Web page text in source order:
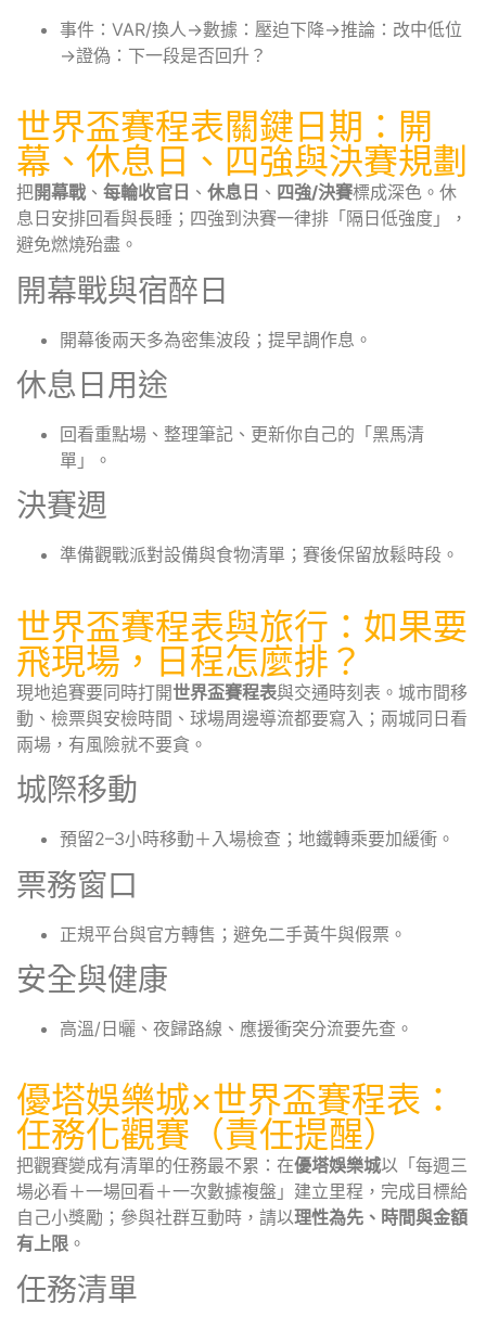
事件：VAR/換人→數據：壓迫下降→推論：改中低位
→證偽：下一段是否回升？
世界盃賽程表關鍵日期：開
幕、休息日、四強與決賽規劃
把開幕戰、 每輪收官日 、 休息日 、 四強/決賽標成深色。休
息日安排回看與長睡；四強到決賽一律排「隔日低強度」，
避免燃燒殆盡。
開幕戰與宿醉日
開幕後兩天多為密集波段；提早調作息。
休息日用途
回看重點場、整理筆記、更新你自己的「黑馬清
單」。
決賽週
準備觀戰派對設備與食物清單；賽後保留放鬆時段。
世界盃賽程表與旅行：如果要
飛現場，日程怎麼排？
現地追賽要同時打開世界盃賽程表與交通時刻表。城市間移
動、檢票與安檢時間、球場周邊導流都要寫入；兩城同日看
兩場，有風險就不要貪。
城際移動
預留2–3小時移動＋入場檢查；地鐵轉乘要加緩衝。
票務窗口
正規平台與官方轉售；避免二手黃牛與假票。
安全與健康
高溫/日曬、夜歸路線、應援衝突分流要先查。
優塔娛樂城×世界盃賽程表：
任務化觀賽（責任提醒）
把觀賽變成有清單的任務最不累：在優塔娛樂城以「每週三
場必看＋一場回看＋一次數據複盤」建立里程，完成目標給
自己小獎勵；參與社群互動時，請以理性為先、時間與金額
有上限 。
任務清單